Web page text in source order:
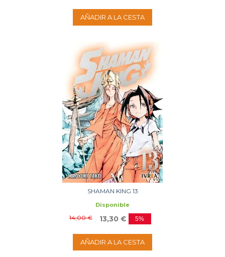
AÑADIR A LA CESTA
SHAMAN KING 13
Disponible
14,00 € 13,30 € 5%
AÑADIR A LA CESTA